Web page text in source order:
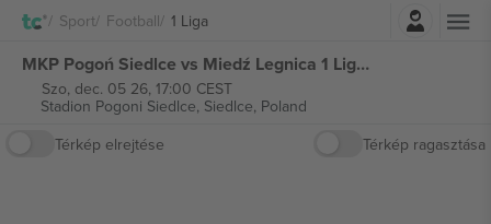
Sport Football 1 Liga
MKP Pogoń Siedlce vs Miedź Legnica 1 Liga jegyek
Szo, dec. 05 26, 17:00 CEST
Stadion Pogoni Siedlce, Siedlce, Poland
Térkép elrejtése
Térkép ragasztása